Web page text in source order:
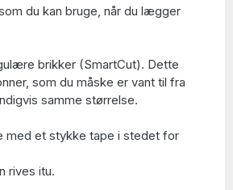
du kan bruge, når du lægger
brikker (SmartCut). Dette
som du måske er vant til fra
samme størrelse.
med et stykke tape i stedet for
rives itu.